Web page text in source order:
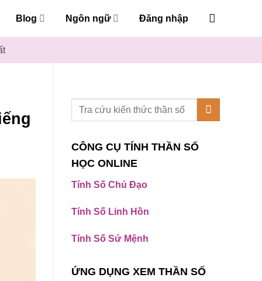
Blog Ngôn ngữ Đăng nhập
CÔNG CỤ TÍNH THẦN SỐ
HỌC ONLINE
Tính Số Chủ Đạo
Tính Số Linh Hồn
Tính Số Sứ Mệnh
ỨNG DỤNG XEM THẦN SỐ